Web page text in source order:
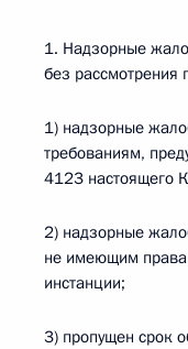
1. Надзорные
без рассмотрения
1) надзорные
требованиям,
4123 настоящего
2) надзорные
не имеющим права
инстанции;
3) пропущен срок